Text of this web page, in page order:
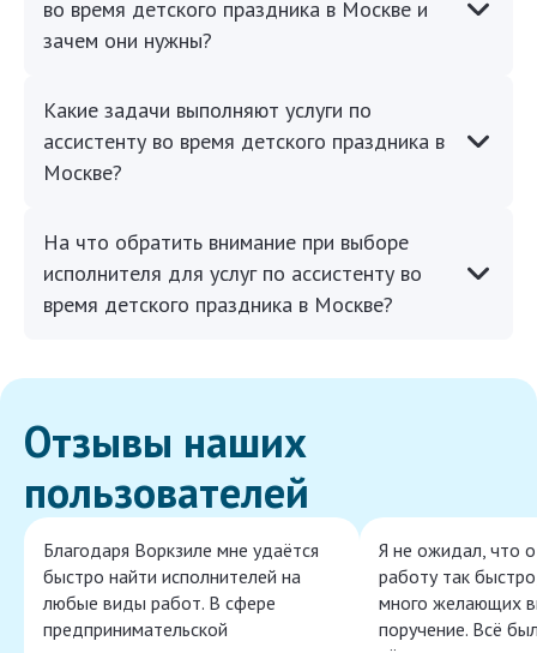
во время детского праздника в Москве и
зачем они нужны?
Какие задачи выполняют услуги по
ассистенту во время детского праздника в
Москве?
На что обратить внимание при выборе
исполнителя для услуг по ассистенту во
время детского праздника в Москве?
Отзывы наших
пользователей
Благодаря Воркзиле мне удаётся
быстро найти исполнителей на
любые виды работ. В сфере
предпринимательской
Я не ожидал, что
работу так
много желающих
поручение. Всё